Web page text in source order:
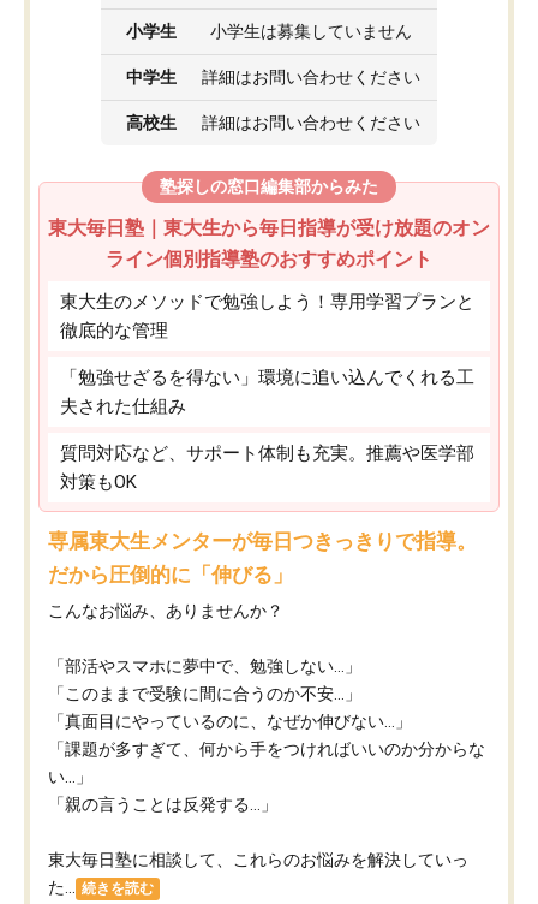
小学生 小学生は募集していません
中学生 詳細はお問い合わせください
高校生 詳細はお問い合わせください
塾探しの窓口編集部からみた
東大毎日塾｜東大生から毎日指導が受け放題のオン
ライン個別指導塾のおすすめポイント
東大生のメソッドで勉強しよう！専用学習プランと
徹底的な管理
「勉強せざるを得ない」環境に追い込んでくれる工
夫された仕組み
質問対応など、サポート体制も充実。推薦や医学部
対策もOK
専属東大生メンターが毎日つきっきりで指導。
だから圧倒的に「伸びる」
こんなお悩み、ありませんか？
「部活やスマホに夢中で、勉強しない…」
「このままで受験に間に合うのか不安…」
「真面目にやっているのに、なぜか伸びない…」
「課題が多すぎて、何から手をつければいいのか分からな
い…」
「親の言うことは反発する…」
東大毎日塾に相談して、これらのお悩みを解決していっ
た...
続きを読む